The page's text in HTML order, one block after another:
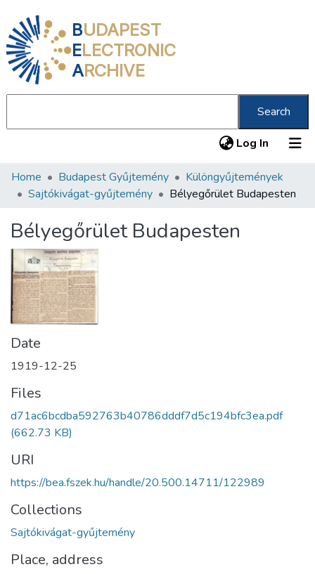
BUDAPEST
ELECTRONIC
ARCHIVE
Search
Log In (current)
Communities & Collections
Statistics
About us
Home Budapest Gyűjtemény
Különgyűjtemények
Sajtókivágat-gyűjtemény
Bélyegőrület Budapesten
Bélyegőrület Budapesten
Date
1919-12-25
Files
d71ac6bcdba592763b40786dddf7d5c194bfc3ea.pdf
(662.73 KB)
URI
https://bea.fszek.hu/handle/20.500.14711/122989
Collections
Sajtókivágat-gyűjtemény
Place, address